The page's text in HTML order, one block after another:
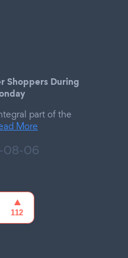
Shoppers During
part of the
More
08-06